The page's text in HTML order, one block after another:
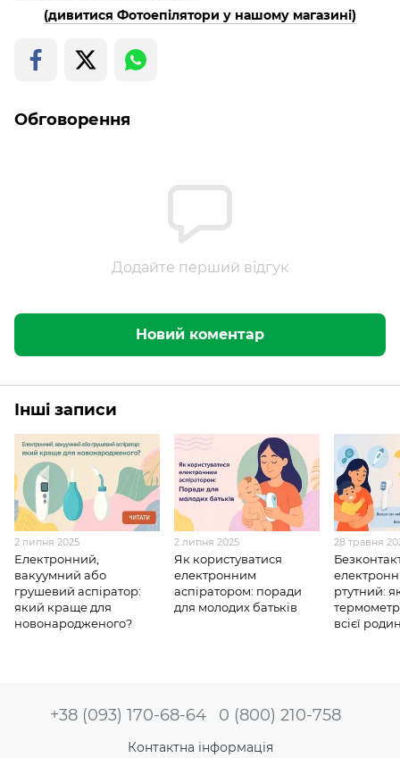
(дивитися Фотоепілятори у нашому магазині)
Обговорення
Додайте перший відгук
Новий коментар
Інші записи
2 липня 2025
Електронний,
вакуумний або
грушевий аспіратор:
який краще для
новонародженого?
2 липня 2025
Як користуватися
електронним
аспіратором: поради
для молодих батьків
28 травня
ртутний:
всієї
+38 (093) 170-68-64 0 (800) 210-758
Контактна інформація